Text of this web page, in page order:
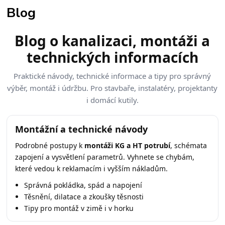
Blog
Blog o kanalizaci, montáži a
technických informacích
Praktické návody, technické informace a tipy pro správný
výběr, montáž i údržbu. Pro stavbaře, instalatéry, projektanty
i domácí kutily.
Montážní a technické návody
Podrobné postupy k montáži KG a HT potrubí, schémata
zapojení a vysvětlení parametrů. Vyhnete se chybám,
které vedou k reklamacím i vyšším nákladům.
Správná pokládka, spád a napojení
Těsnění, dilatace a zkoušky těsnosti
Tipy pro montáž v zimě i v horku